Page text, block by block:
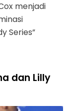
menjadi
Series”
dan Lilly